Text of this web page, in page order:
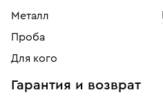
Металл
Проба
Для кого
Гарантия и возврат